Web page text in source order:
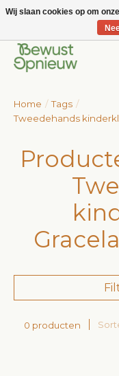
Wij bieden het grootste
Home / Tags /
Tweedehands
0 producten
Wij slaan cookies op om